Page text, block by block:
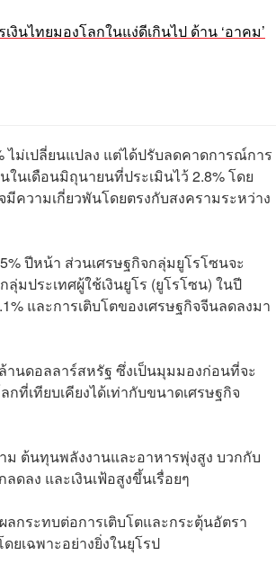
งินไทยมองโลกในแง่ดีเกินไป ด้าน ‘อาคม’
ไม่เปลี่ยนแปลง แต่ได้ปรับลดคาดการณ์การ
นเดือนมิถุนายนที่ประเมินไว้ 2.8% โดย
ความเกี่ยวพันโดยตรงกับสงครามระหว่าง
ปีหน้า ส่วนเศรษฐกิจกลุ่มยูโรโซนจะ
มประเทศผู้ใช้เงินยูโร (ยูโรโซน) ในปี
และการเติบโตของเศรษฐกิจจีนลดลงมา
นดอลลาร์สหรัฐ ซึ่งเป็นมุมมองก่อนที่จะ
ที่เทียบเคียงได้เท่ากับขนาดเศรษฐกิจ
ม ต้นทุนพลังงานและอาหารพุ่งสูง บวกกับ
ดลง และเงินเฟ้อสูงขึ้นเรื่อยๆ
ลกระทบต่อการเติบโตและกระตุ้นอัตรา
ยเฉพาะอย่างยิ่งในยุโรป